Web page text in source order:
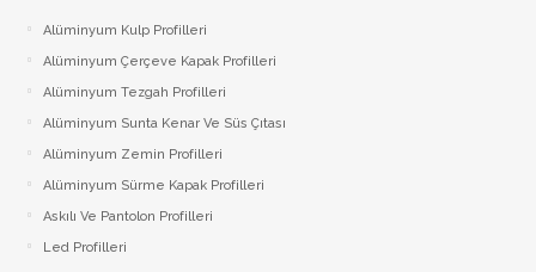
Alüminyum Kulp Profilleri
Alüminyum Çerçeve Kаpаk Profilleri
Alüminyum Tezgah Profilleri
Alüminyum Sunta Kenar Ve Süs Çıtası
Alüminyum Zemin Profilleri
Alüminyum Sürme Kapak Profilleri
Askılı Ve Pantolon Profilleri
Led Profilleri